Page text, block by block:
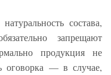
состава,
запрещают
продукция не
оговорка — в случае,